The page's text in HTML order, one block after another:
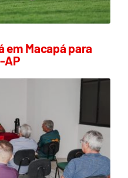
em Macapá para
AP